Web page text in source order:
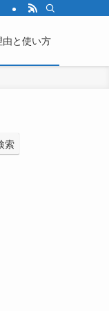
由と使い方
索